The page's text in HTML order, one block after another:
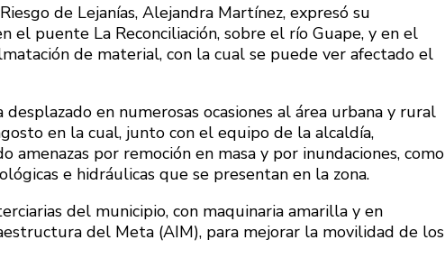
de Lejanías, Alejandra Martínez, expresó su
puente La Reconciliación, sobre el río Guape, y en el
de material, con la cual se puede ver afectado el
en numerosas ocasiones al área urbana y rural
en la cual, junto con el equipo de la alcaldía,
por remoción en masa y por inundaciones, como
e hidráulicas que se presentan en la zona.
del municipio, con maquinaria amarilla y en
del Meta (AIM), para mejorar la movilidad de los